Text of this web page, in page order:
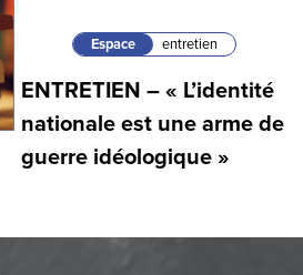
Espace entretien
ENTRETIEN – « L’identité
nationale est une arme de
guerre idéologique »